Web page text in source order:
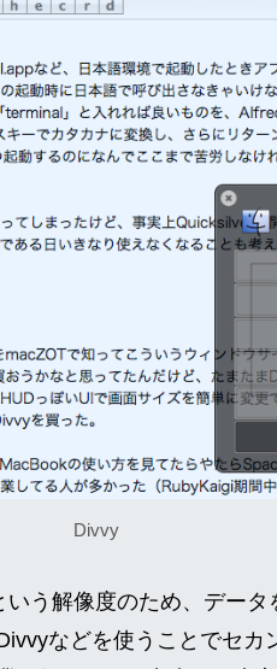
Divvy
う解像度のため、データ
などを使うことでセカ